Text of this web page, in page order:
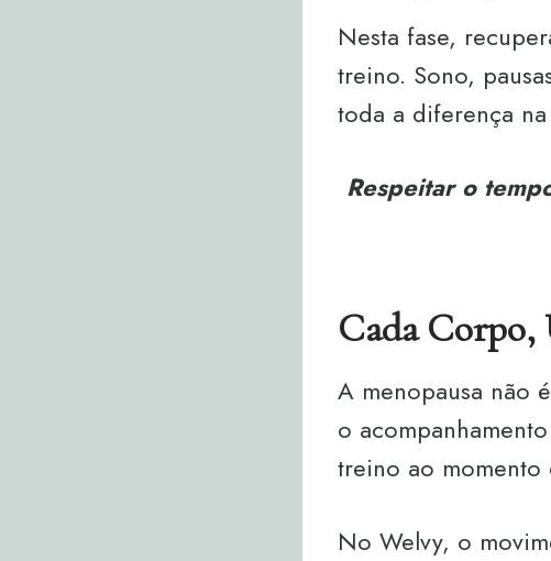
Nesta fase,
treino. Sono,
toda a diferença
Respeitar o
Cada Corpo,
A menopausa não
o
treino ao momento
No Welvy, o